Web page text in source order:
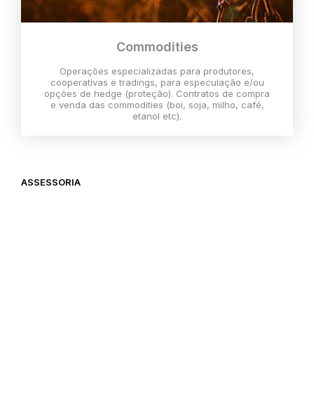
Commodities
Operações especializadas para produtores,
cooperativas e tradings, para especulação e/ou
opções de hedge (proteção). Contratos de compra
e venda das commodities (boi, soja, milho, café,
etanol etc).
ASSESSORIA